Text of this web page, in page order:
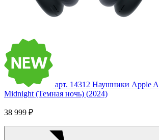
арт. 14312 Наушники Apple
Midnight (Темная ночь) (2024)
38 999 ₽